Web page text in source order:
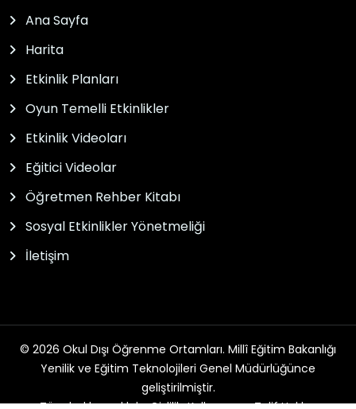
Ana Sayfa
Harita
Etkinlik Planları
Oyun Temelli Etkinlikler
Etkinlik Videoları
Eğitici Videolar
Öğretmen Rehber Kitabı
Sosyal Etkinlikler Yönetmeliği
İletişim
© 2026 Okul Dışı Öğrenme Ortamları. Millî Eğitim Bakanlığı
Yenilik ve Eğitim Teknolojileri Genel Müdürlüğünce
geliştirilmiştir.